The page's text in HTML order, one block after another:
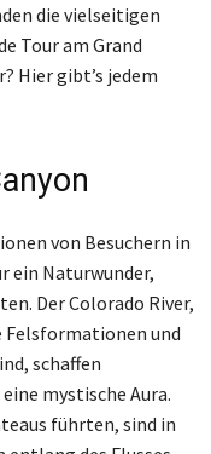
die vielseitigen
Tour am Grand
Hier gibt’s jedem
von Besuchern in
ein Naturwunder,
Der Colorado River,
Felsformationen und
schaffen
mystische Aura.
führten, sind in